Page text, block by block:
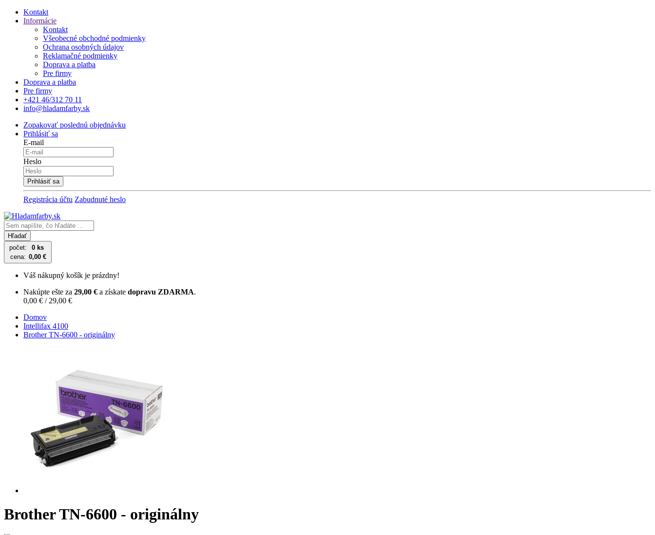
Kontakt
Informácie
Kontakt
Všeobecné obchodné podmienky
Ochrana osobných údajov
Reklamačné podmienky
Doprava a platba
Pre firmy
Doprava a platba
Pre firmy
+421 46/312 70 11
info@hladamfarby.sk
Zopakovať poslednú objednávku
Prihlásiť sa
E-mail
Heslo
Registrácia účtu Zabudnuté heslo
Hľadať
počet:
0 ks
cena: 0,00 €
Váš nákupný košík je prázdny!
Nakúpte ešte za 29,00 € a získate dopravu ZDARMA.
0,00 € / 29,00 €
Domov
Intellifax 4100
Brother TN-6600 - originálny
Brother TN-6600 - originálny